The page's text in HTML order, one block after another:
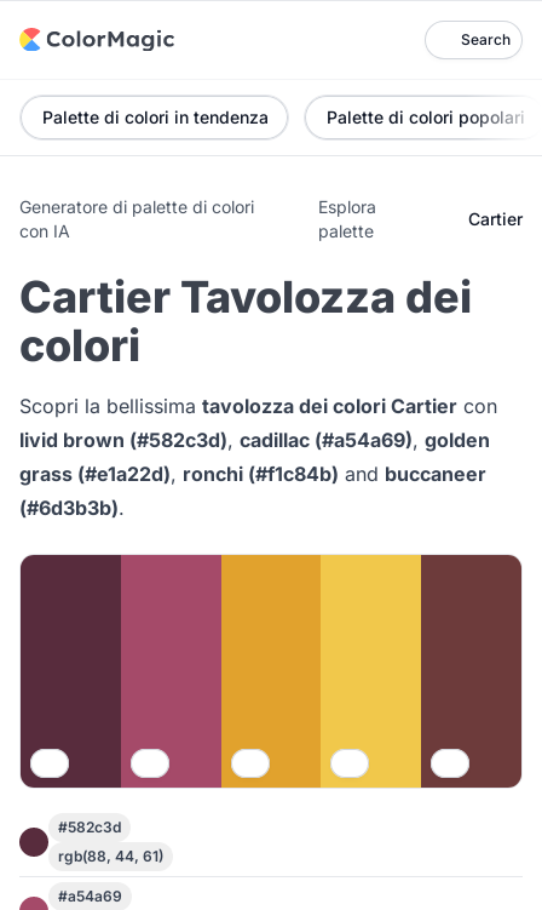
Search
Palette di colori in tendenza Palette di colori popolari
Generatore di palette di colori
con IA
Esplora
palette
Cartier
Cartier Tavolozza dei
colori
Scopri la bellissima tavolozza dei colori Cartier con
livid brown (#582c3d), cadillac (#a54a69), golden
grass (#e1a22d), ronchi (#f1c84b) and buccaneer
(#6d3b3b).
#582c3d
rgb(88, 44, 61)
#a54a69